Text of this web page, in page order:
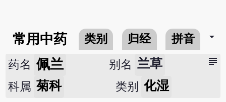
常用中药 类别 归经 拼音 arrow_drop_down
subject
药名 佩兰 别名 兰草
科属 菊科 类别 化湿